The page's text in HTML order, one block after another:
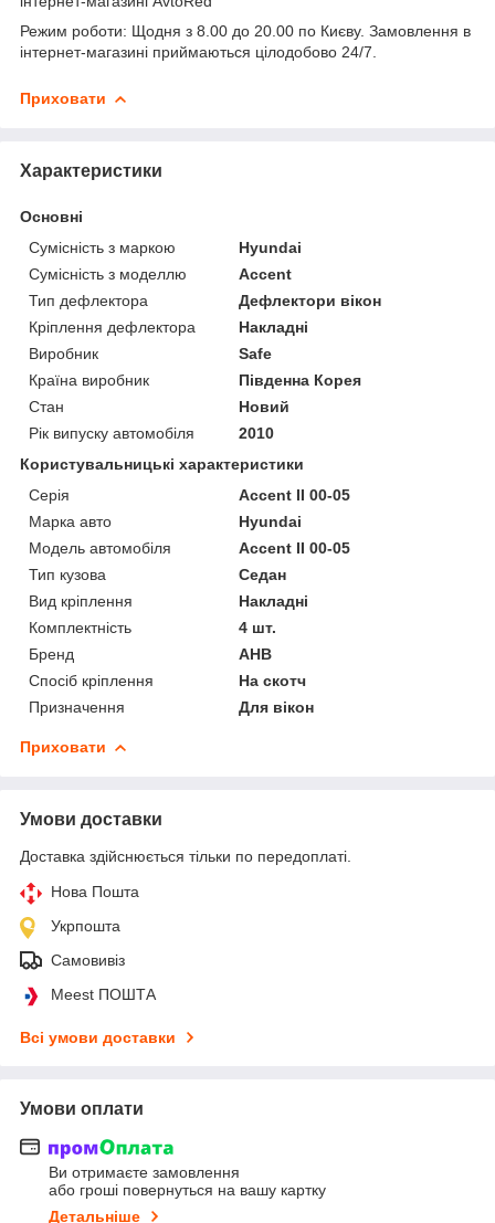
Режим роботи: Щодня з 8.00 до 20.00 по Києву. Замовлення в
інтернет-магазині приймаються цілодобово 24/7.
Приховати
Характеристики
Основні
Сумісність з маркою
Hyundai
Сумісність з моделлю
Accent
Тип дефлектора
Дефлектори вікон
Кріплення дефлектора
Накладні
Виробник
Safe
Країна виробник
Південна Корея
Стан
Новий
Рік випуску автомобіля
2010
Користувальницькі характеристики
Серія
Accent II 00-05
Марка авто
Hyundai
Модель автомобіля
Accent II 00-05
Тип кузова
Седан
Вид кріплення
Накладні
Комплектність
4 шт.
Бренд
АНВ
Спосіб кріплення
На скотч
Призначення
Для вікон
Приховати
Умови доставки
Доставка здійснюється тільки по передоплаті.
Нова Пошта
Укрпошта
Самовивіз
Meest ПОШТА
Всі умови доставки
Умови оплати
Ви отримаєте замовлення
або гроші повернуться на вашу картку
Детальніше